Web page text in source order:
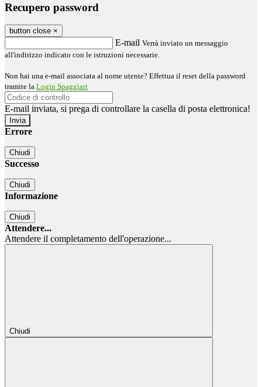
Recupero password
button close ×
E-mail Verrà inviato un messaggio
all'indirizzo indicato con le istruzioni necessarie.
Non hai una e-mail associata al nome utente? Effettua il reset della password
tramite la Login Spaggiari
E-mail inviata, si prega di controllare la casella di posta elettronica!
Errore
Chiudi
Successo
Chiudi
Informazione
Chiudi
Attendere...
Attendere il completamento dell'operazione...
Chiudi